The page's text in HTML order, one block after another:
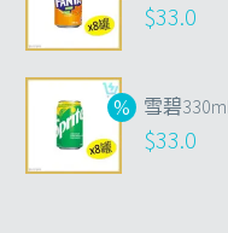
$33.0
雪碧
$33.0